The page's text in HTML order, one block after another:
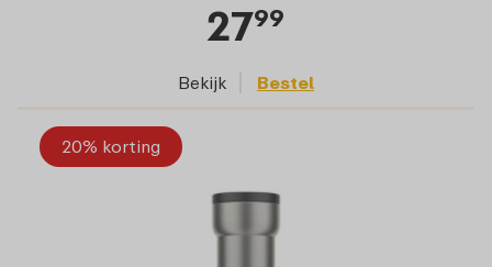
2799
Bekijk Bestel
20% korting